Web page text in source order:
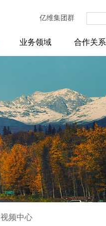
亿维集团群
业务领域 合作关系
视频中心